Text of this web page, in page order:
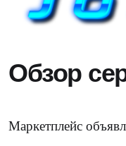
Обзор
Маркетплейс